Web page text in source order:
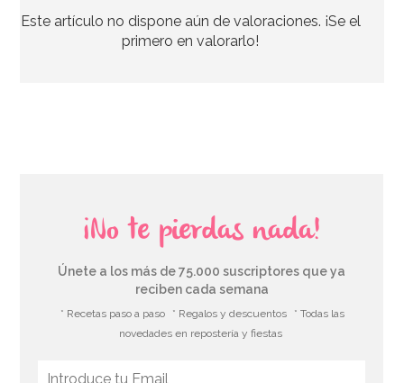
64,95€ 54,55€
Este artículo no dispone aún de valoraciones. ¡Se el
primero en valorarlo!
¡No te pierdas nada!
Únete a los más de 75.000 suscriptores que ya
reciben cada semana
* Recetas paso a paso * Regalos y descuentos
* Todas las
novedades en repostería y fiestas